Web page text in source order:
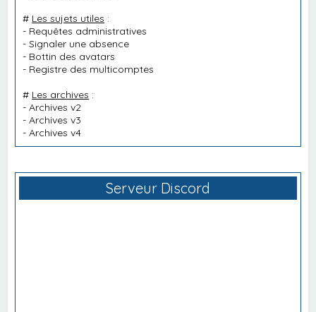
# Les sujets utiles :
- Requêtes administratives
-Signaler une absence
- Bottin des avatars
- Registre des multicomptes
# Les archives :
-Archives v2
-Archives v3
-Archives v4
Serveur Discord